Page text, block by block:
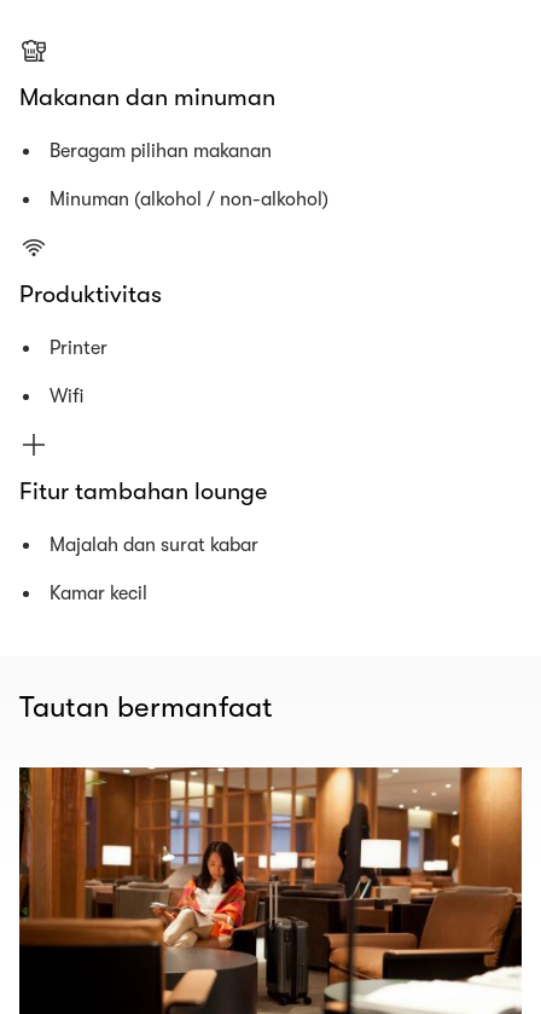
Makanan dan minuman
Beragam pilihan makanan
Minuman (alkohol / non-alkohol)
Produktivitas
Printer
Wifi
Fitur tambahan lounge
Majalah dan surat kabar
Kamar kecil
Tautan bermanfaat